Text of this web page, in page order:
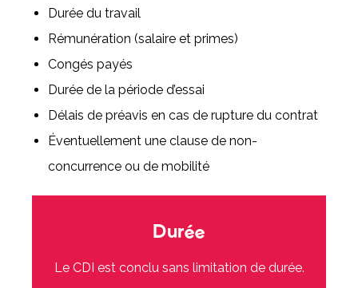
Durée du travail
Rémunération (salaire et primes)
Congés payés
Durée de la période d’essai
Délais de préavis en cas de rupture du contrat
Éventuellement une clause de non-
concurrence ou de mobilité
Durée
Le CDI est conclu sans limitation de durée.